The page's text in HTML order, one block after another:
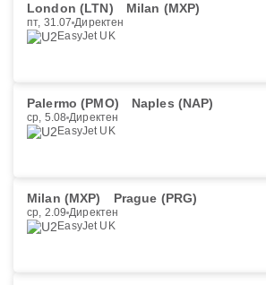
London (LTN) Milan (MXP)
пт, 31.07 Директен
EasyJet UK
Palermo (PMO) Naples (NAP)
ср, 5.08 Директен
EasyJet UK
Milan (MXP) Prague (PRG)
ср, 2.09 Директен
EasyJet UK